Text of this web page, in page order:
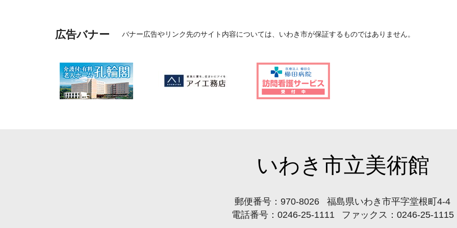
広告バナー バナー広告やリンク先のサイト内容については、いわき市が保証するものではありません。
いわき市立美術館
郵便番号：970-8026
福島県いわき市平字堂根町4-4
電話番号：0246-25-1111 ファックス：0246-25-1115